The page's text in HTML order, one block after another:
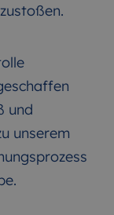
und
unserem